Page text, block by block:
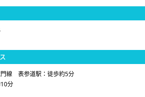
線 表参道駅：徒歩約5分
分